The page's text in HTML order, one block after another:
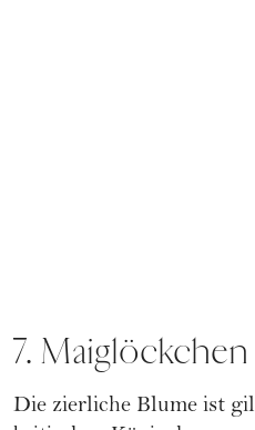
7. Maiglöckchen
Die zierliche Blume ist